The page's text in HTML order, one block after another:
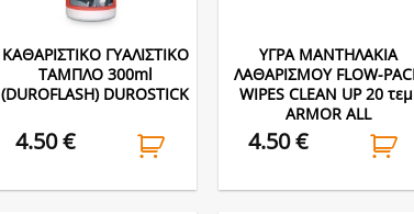
ΚΑΘΑΡΙΣΤΙΚΟ ΓΥΑΛΙΣΤΙΚΟ
ΤΑΜΠΛΟ 300ml
(DUROFLASH) DUROSTICK
4.50€
ΥΓΡΑ ΜΑΝΤΗΛΑΚΙΑ
ΛΑΘΑΡΙΣΜΟΥ FLOW-
WIPES CLEAN UP 20
ARMOR ALL
4.50€